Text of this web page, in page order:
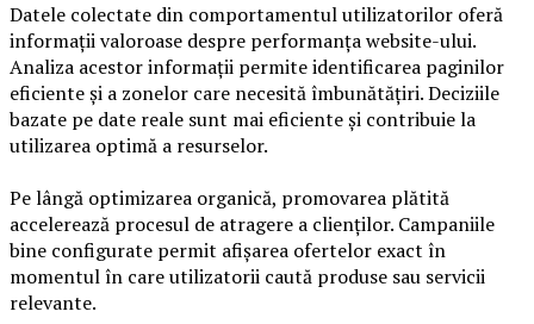
Datele colectate din comportamentul utilizatorilor oferă
informații valoroase despre performanța website-ului.
Analiza acestor informații permite identificarea paginilor
eficiente și a zonelor care necesită îmbunătățiri. Deciziile
bazate pe date reale sunt mai eficiente și contribuie la
utilizarea optimă a resurselor.
Pe lângă optimizarea organică, promovarea plătită
accelerează procesul de atragere a clienților. Campaniile
bine configurate permit afișarea ofertelor exact în
momentul în care utilizatorii caută produse sau servicii
relevante.